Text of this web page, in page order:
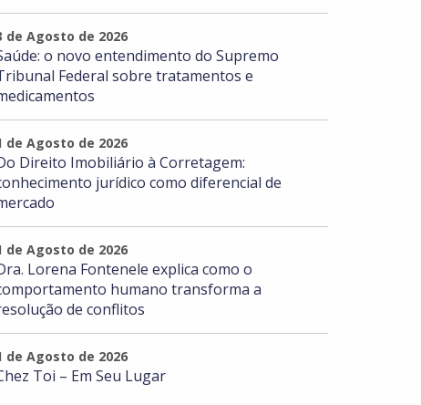
de Agosto de 2026
o novo entendimento do Supremo
Federal sobre tratamentos e
de Agosto de 2026
Direito Imobiliário à Corretagem:
jurídico como diferencial de
de Agosto de 2026
Lorena Fontenele explica como o
humano transforma a
de conflitos
de Agosto de 2026
Toi – Em Seu Lugar